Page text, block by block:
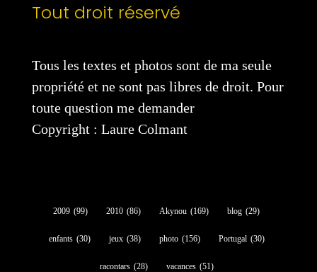
Tout droit réservé
Tous les textes et photos sont de ma seule
propriété et ne sont pas libres de droit. Pour
toute question me demander
Copyright : Laure Colmant
2009 (99) 2010 (86) Akynou (169) blog (29)
enfants (30) jeux (38) photo (156) Portugal (30)
racontars (28) vacances (51)